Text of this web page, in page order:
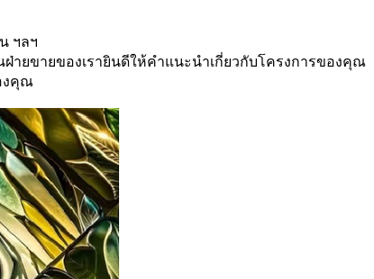
ฯลฯ
ายขายของเรายินดีให้คำแนะนำเกี่ยวกับโครงการของคุณ
งคุณ